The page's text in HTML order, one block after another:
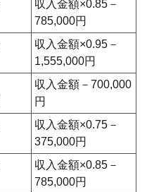
収入金額×0.85－
785,000円
収入金額×0.95－
1,555,000円
収入金額－700,000
円
収入金額×0.75－
375,000円
収入金額×0.85－
785,000円